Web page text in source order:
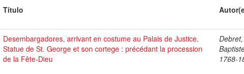
Título
Desembargadores, arrivant en costume au Palais de Justice.
Statue de St. George et son cortege : précédant la procession
de la Fête-Dieu
1768-